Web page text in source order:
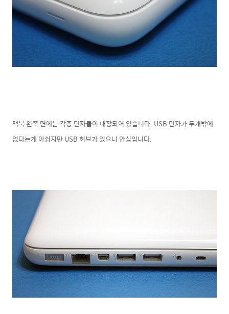
맥북 왼쪽 면에는 각종 단자들이 내장되어 있습니다. USB 단자가 두개밖에
없다는게 아쉽지만 USB 허브가 있으니 안심입니다.